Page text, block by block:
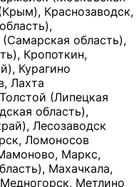
Краснозаводск,
область),
Кропоткин,
Курагино
Лахта
(Липецкая
область),
Лесозаводск
Ломоносов
Маркс,
Махачкала,
Метлино